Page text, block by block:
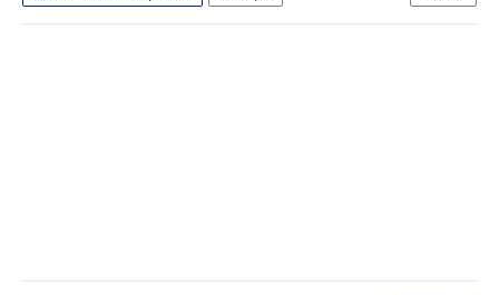
Алексей Арестович*
Анджей Дуда